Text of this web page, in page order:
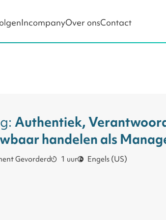
IncompanyOver onsContact
Authentiek,
handelen als
Gevorderd 1 uur Engels (US)